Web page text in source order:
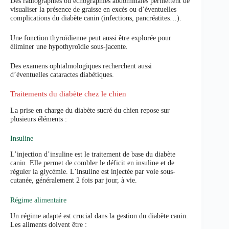
visualiser la présence de graisse en excès ou d’éventuelles
complications du diabète canin (infections, pancréatites…).
Une fonction thyroïdienne peut aussi être explorée pour
éliminer une hypothyroïdie sous-jacente.
Des examens ophtalmologiques recherchent aussi
d’éventuelles cataractes diabétiques.
Traitements du diabète chez le chien
La prise en charge du diabète sucré du chien repose sur
plusieurs éléments :
Insuline
L’injection d’insuline est le traitement de base du diabète
canin. Elle permet de combler le déficit en insuline et de
réguler la glycémie. L’insuline est injectée par voie sous-
cutanée, généralement 2 fois par jour, à vie.
Régime alimentaire
Un régime adapté est crucial dans la gestion du diabète canin.
Les aliments doivent être :